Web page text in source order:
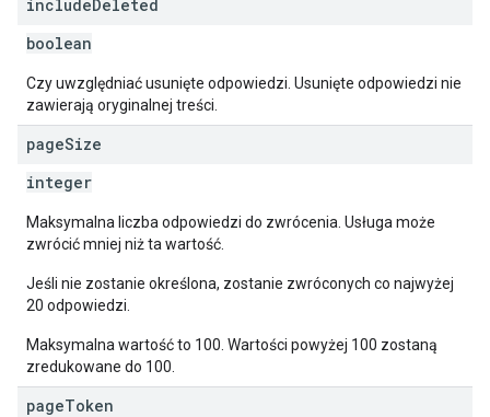
includeDeleted
boolean
Czy uwzględniać usunięte odpowiedzi. Usunięte odpowiedzi nie
zawierają oryginalnej treści.
pageSize
integer
Maksymalna liczba odpowiedzi do zwrócenia. Usługa może
zwrócić mniej niż ta wartość.
Jeśli nie zostanie określona, zostanie zwróconych co najwyżej
20 odpowiedzi.
Maksymalna wartość to 100. Wartości powyżej 100 zostaną
zredukowane do 100.
pageToken